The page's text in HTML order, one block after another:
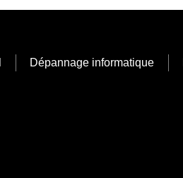
Dépannage informatique